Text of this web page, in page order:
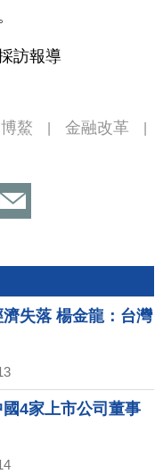
訪報導
博鰲 金融改革
失落 楊金龍：台灣
4家上市公司董事